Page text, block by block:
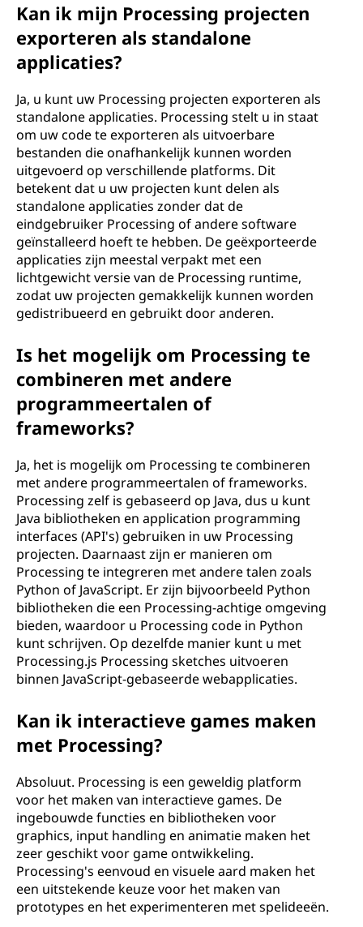
Kan ik mijn Processing projecten
exporteren als standalone
applicaties?
Ja, u kunt uw Processing projecten exporteren als
standalone applicaties. Processing stelt u in staat
om uw code te exporteren als uitvoerbare
bestanden die onafhankelijk kunnen worden
uitgevoerd op verschillende platforms. Dit
betekent dat u uw projecten kunt delen als
standalone applicaties zonder dat de
eindgebruiker Processing of andere software
geïnstalleerd hoeft te hebben. De geëxporteerde
applicaties zijn meestal verpakt met een
lichtgewicht versie van de Processing runtime,
zodat uw projecten gemakkelijk kunnen worden
gedistribueerd en gebruikt door anderen.
Is het mogelijk om Processing te
combineren met andere
programmeertalen of
frameworks?
Ja, het is mogelijk om Processing te combineren
met andere programmeertalen of frameworks.
Processing zelf is gebaseerd op Java, dus u kunt
Java bibliotheken en application programming
interfaces (API's) gebruiken in uw Processing
projecten. Daarnaast zijn er manieren om
Processing te integreren met andere talen zoals
Python of JavaScript. Er zijn bijvoorbeeld Python
bibliotheken die een Processing-achtige omgeving
bieden, waardoor u Processing code in Python
kunt schrijven. Op dezelfde manier kunt u met
Processing.js Processing sketches uitvoeren
binnen JavaScript-gebaseerde webapplicaties.
Kan ik interactieve games maken
met Processing?
Absoluut. Processing is een geweldig platform
voor het maken van interactieve games. De
ingebouwde functies en bibliotheken voor
graphics, input handling en animatie maken het
zeer geschikt voor game ontwikkeling.
Processing's eenvoud en visuele aard maken het
een uitstekende keuze voor het maken van
prototypes en het experimenteren met spelideeën.